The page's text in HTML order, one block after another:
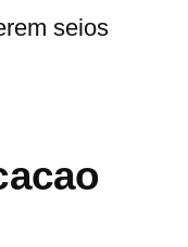
seios